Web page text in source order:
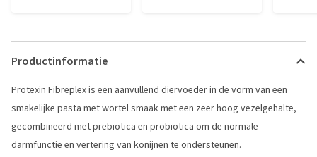
Productinformatie
Protexin Fibreplex is een aanvullend diervoeder in de vorm van een
smakelijke pasta met wortel smaak met een zeer hoog vezelgehalte,
gecombineerd met prebiotica en probiotica om de normale
darmfunctie en vertering van konijnen te ondersteunen.